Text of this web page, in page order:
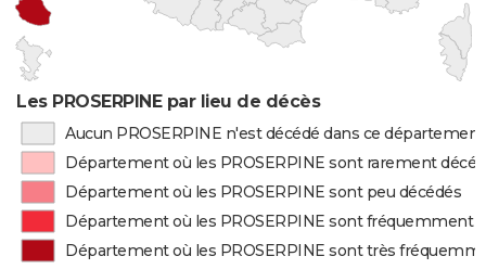
Les PROSERPINE par lieu de décès
Aucun PROSERPINE n'est décédé dans ce département
Département où les PROSERPINE sont rarement
Département où les PROSERPINE sont peu décédés
Département où les PROSERPINE sont fréquemment
Département où les PROSERPINE sont très